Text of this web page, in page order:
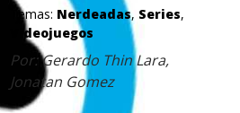
Temas: Nerdeadas, Series,
Videojuegos
Por: Gerardo Thin Lara,
Jonatan Gomez